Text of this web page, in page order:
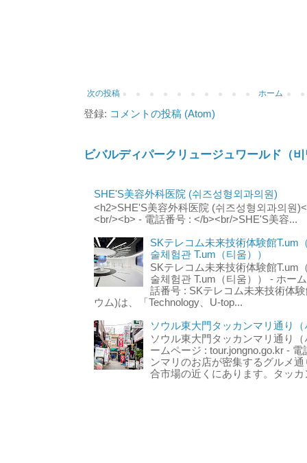
次の投稿 ホーム
登録: コメントの投稿 (Atom)
ビバルディパークリュージュワールド（
SHE'S美容外科医院 (쉬즈성형외과의원)
<h2>SHE'S美容外科医院 (쉬즈성형외과의원
<br/><b> - 電話番号 : </b><br/>SHE'S美容...
SKテレコム未来技術体験館T.um
술체험관 T.um（티움））
SKテレコム未来技術体験館T.um
술체험관 T.um（티움）） - ホー
話番号 : SKテレコム未来技術体
ウム)は、「Technology、U-top...
ソウル東大門タッカンマリ通り
ソウル東大門タッカンマリ通り
ームページ : tour.jongno.go.kr -
ンマリのお店が密集するグルメ
合市場の近くにあります。タッ